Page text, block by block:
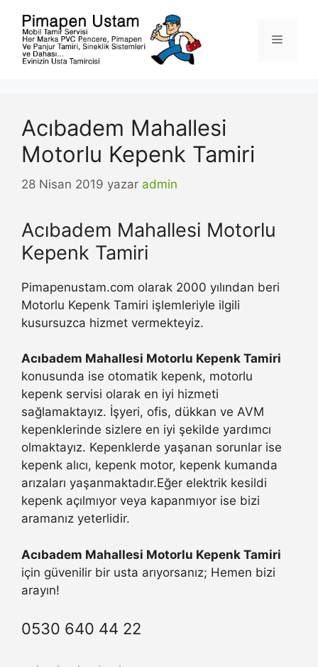
Menü
Acıbadem Mahallesi
Motorlu Kepenk Tamiri
28 Nisan 2019 yazar admin
Acıbadem Mahallesi Motorlu
Kepenk Tamiri
Pimapenustam.com olarak 2000 yılından beri
Motorlu Kepenk Tamiri işlemleriyle ilgili
kusursuzca hizmet vermekteyiz.
Acıbadem Mahallesi Motorlu Kepenk Tamiri
konusunda ise otomatik kepenk, motorlu
kepenk servisi olarak en iyi hizmeti
sağlamaktayız. İşyeri, ofis, dükkan ve AVM
kepenklerinde sizlere en iyi şekilde yardımcı
olmaktayız. Kepenklerde yaşanan sorunlar ise
kepenk alıcı, kepenk motor, kepenk kumanda
arızaları yaşanmaktadır.Eğer elektrik kesildi
kepenk açılmıyor veya kapanmıyor ise bizi
aramanız yeterlidir.
Acıbadem Mahallesi Motorlu Kepenk Tamiri
için güvenilir bir usta arıyorsanız; Hemen bizi
arayın!
0530 640 44 22